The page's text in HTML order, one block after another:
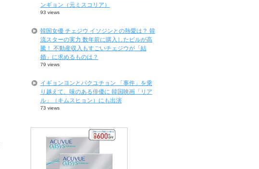
ンギョン（元ミスコリア）
93 views
韓国女優 チェジウ イソジンとの熱愛は？ 韓
流スターの実力 数年前に購入したビルが高
騰！ 不動産収入もすごいチェジウが「結
婚」に求めるものは？
79 views
イギョンヨンとパクユチョン 「事件」を乗
り越えて、味のある俳優に 韓国映画「リア
ル」（キムスヒョン）にも出演
73 views